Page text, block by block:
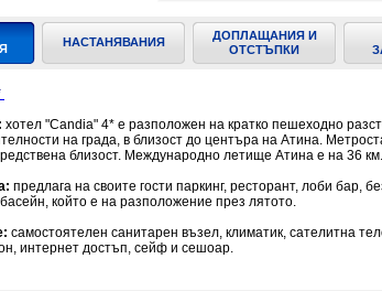
НАСТАНЯВАНИЯ
ДОПЛАЩАНИЯ И
ОТСТЪПКИ
хотел "Candia" 4* e разположен на кратко пешеходно
на града, в близост до центъра на Атина.
близост. Международно летище Атина е на 36 км.
предлага на своите гости паркинг, ресторант, лоби бар,
който е на разположение през лятото.
самостоятелен санитарен възел, климатик, сателитна
интернет достъп, сейф и сешоар.